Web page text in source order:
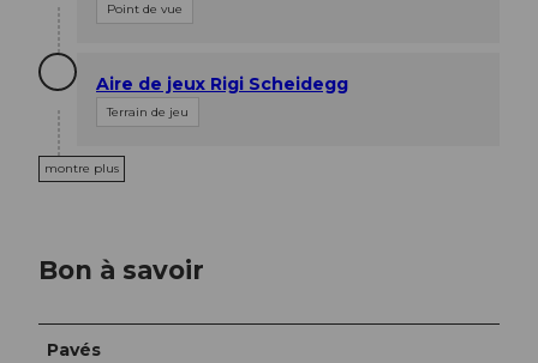
Point de vue
Aire de jeux Rigi Scheidegg
Terrain de jeu
montre plus
Bon à savoir
Pavés